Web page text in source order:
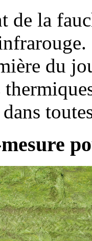
de la
du